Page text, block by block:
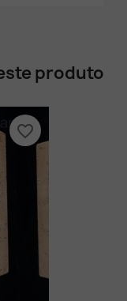
produto
favorite_border